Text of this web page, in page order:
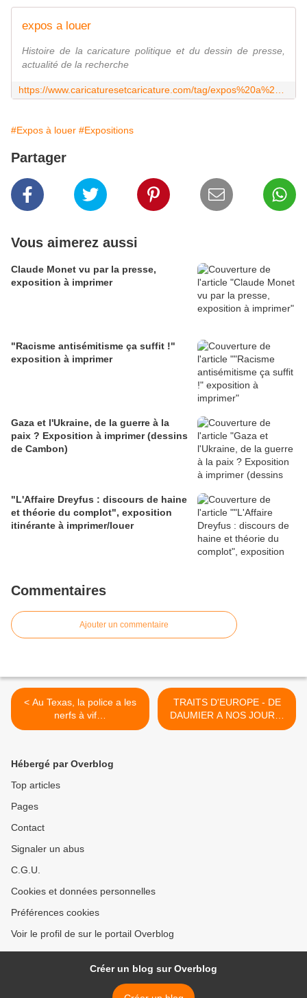
expos a louer
Histoire de la caricature politique et du dessin de presse,
actualité de la recherche
#Expos à louer #Expositions
Partager
Vous aimerez aussi
Claude Monet vu par la presse,
exposition à imprimer
"Racisme antisémitisme ça suffit !"
exposition à imprimer
Gaza et l'Ukraine, de la guerre à la
paix ? Exposition à imprimer (dessins
de Cambon)
"L'Affaire Dreyfus : discours de haine
et théorie du complot", exposition
itinérante à imprimer/louer
Commentaires
Ajouter un commentaire
< Au Texas, la police a les
nerfs à vif…
TRAITS D'EUROPE - DE
DAUMIER A NOS JOURS,
une exposition itinérante à
Hébergé par Overblog
Top articles
Pages
Contact
Signaler un abus
C.G.U.
Cookies et données personnelles
Préférences cookies
Voir le profil de sur le portail Overblog
Créer un blog sur Overblog